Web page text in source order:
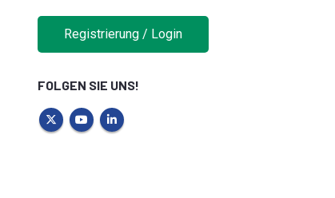
Registrierung / Login
FOLGEN SIE UNS!